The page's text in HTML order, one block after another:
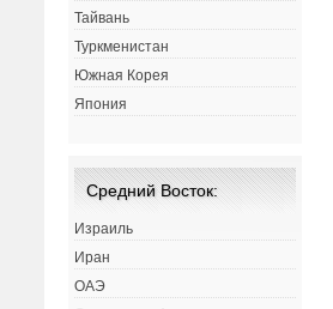
Тайвань
Туркменистан
Южная Корея
Япония
Средний Восток:
Израиль
Иран
ОАЭ